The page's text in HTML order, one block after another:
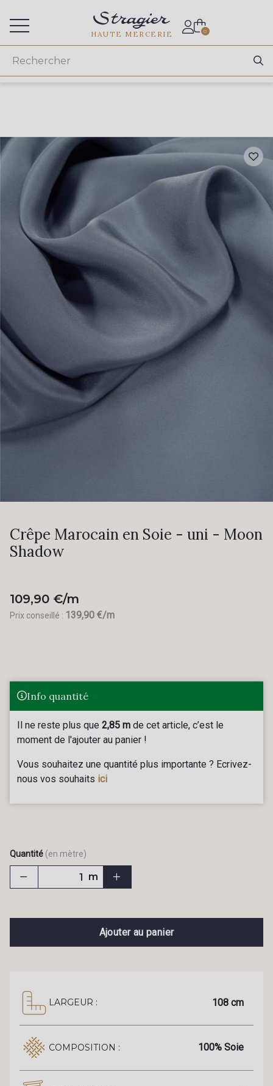
HAUTE MERCERIE 0
Crêpe Marocain en Soie - uni - Moon
Shadow
109,90 €/m
Prix conseillé : 139,90 €/m
Info quantité
Il ne reste plus que 2,85 m de cet article, c’est le
moment de l'ajouter au panier !
Vous souhaitez une quantité plus importante ? Ecrivez-
nous vos souhaits ici
Quantité (en mètre)
m
Ajouter au panier
LARGEUR : 108 cm
COMPOSITION : 100% Soie